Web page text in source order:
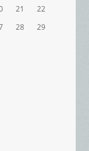
21
22
28
29